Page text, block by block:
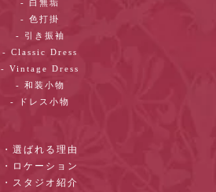
- 白無垢
- 色打掛
- 引き振袖
- Classic Dress
- Vintage Dress
- 和装小物
- ドレス小物
・選ばれる理由
・ロケーション
・スタジオ紹介